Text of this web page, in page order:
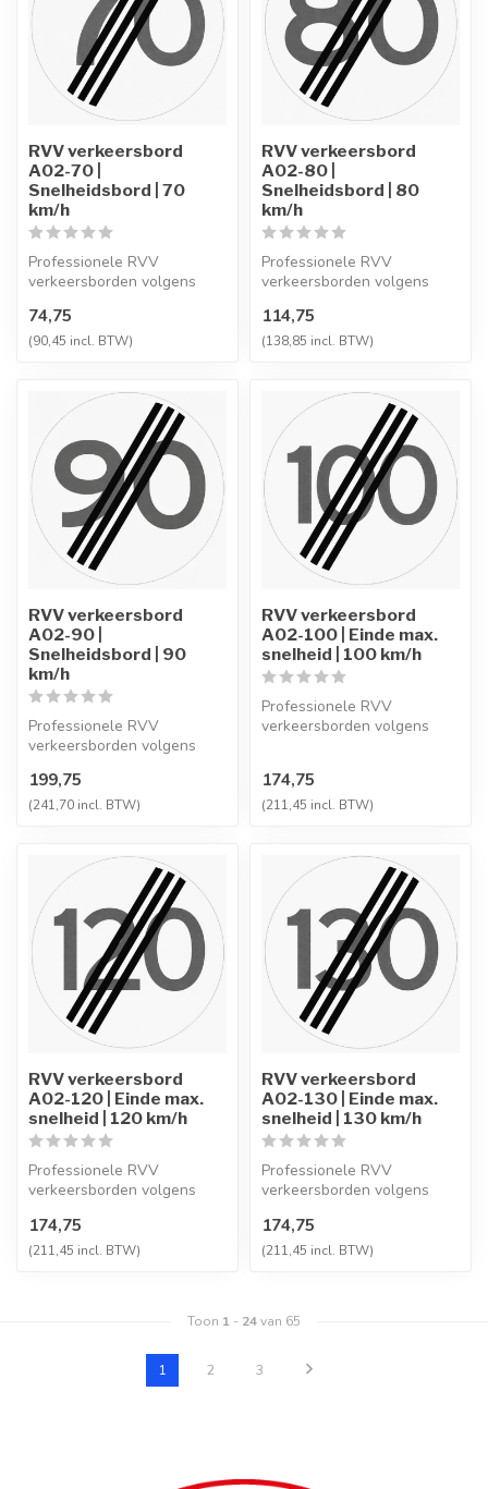
RVV verkeersbord
A02-70 |
Snelheidsbord | 70
km/h
Professionele RVV
verkeersborden volgens
vervaardigd uit hoogwaa...
74,75
(90,45 incl. BTW)
RVV verkeersbord
A02-80 |
Snelheidsbord | 80
km/h
Professionele RVV
verkeersborden volgens
vervaardigd uit hoogwaa...
114,75
(138,85 incl. BTW)
RVV verkeersbord
A02-90 |
Snelheidsbord | 90
km/h
Professionele RVV
verkeersborden volgens
vervaardigd uit hoogwaa...
199,75
(241,70 incl. BTW)
RVV verkeersbord
A02-100 | Einde max.
snelheid | 100 km/h
Professionele RVV
verkeersborden volgens
174,75
(211,45 incl. BTW)
RVV verkeersbord
A02-120 | Einde max.
snelheid | 120 km/h
Professionele RVV
verkeersborden volgens
vervaardigd uit hoogwaa...
174,75
(211,45 incl. BTW)
RVV verkeersbord
A02-130 | Einde max.
snelheid | 130 km/h
Professionele RVV
verkeersborden volgens
vervaardigd uit hoogwaa...
174,75
(211,45 incl. BTW)
Toon 1 - 24van 65
1 2 3